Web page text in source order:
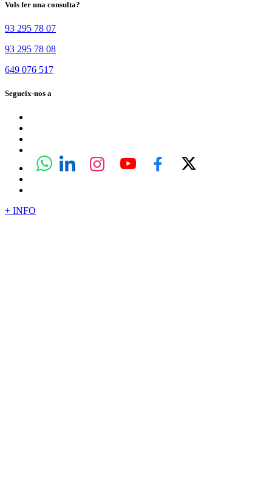
Vols fer una consulta?
93 295 78 07
93 295 78 08
649 076 517
Segueix-nos a
+ INFO